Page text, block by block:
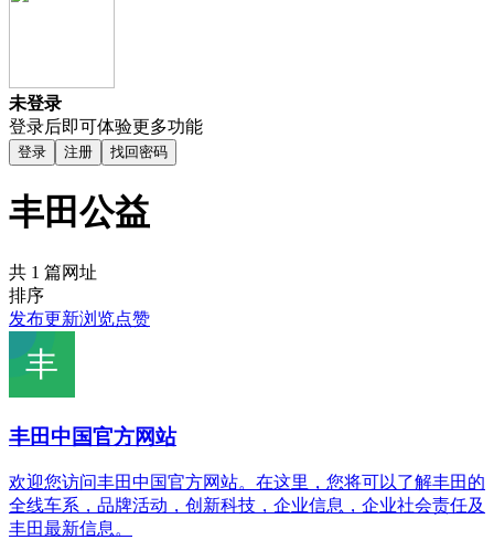
未登录
登录后即可体验更多功能
登录 注册 找回密码
丰田公益
共 1 篇网址
排序
发布更新浏览点赞
丰田中国官方网站
欢迎您访问丰田中国官方网站。在这里，您将可以了解丰田的
全线车系，品牌活动，创新科技，企业信息，企业社会责任及
丰田最新信息。